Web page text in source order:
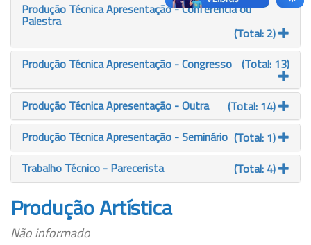
Produção Técnica Apresentação - Conferência ou
Palestra
(Total: 2)
Produção Técnica Apresentação - Congresso (Total: 13)
Produção Técnica Apresentação - Outra
(Total: 14)
Produção Técnica Apresentação - Seminário (Total: 1)
Trabalho Técnico - Parecerista
(Total: 4)
Produção Artística
Não informado